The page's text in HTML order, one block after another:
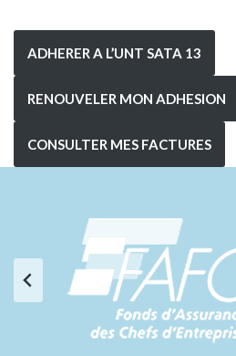
ADHERER A L’UNT SATA 13
RENOUVELER MON ADHESION
CONSULTER MES FACTURES